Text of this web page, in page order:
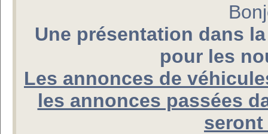
Une présentation dans
pour les
Les annonces de
les annonces passées
seront